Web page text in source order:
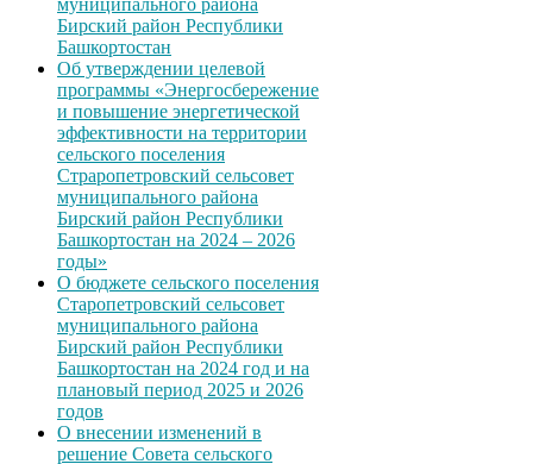
муниципального района
Бирский район Республики
Башкортостан
Об утверждении целевой
программы «Энергосбережение
и повышение энергетической
эффективности на территории
сельского поселения
Страропетровский сельсовет
муниципального района
Бирский район Республики
Башкортостан на 2024 – 2026
годы»
О бюджете сельского поселения
Старопетровский сельсовет
муниципального района
Бирский район Республики
Башкортостан на 2024 год и на
плановый период 2025 и 2026
годов
О внесении изменений в
решение Совета сельского